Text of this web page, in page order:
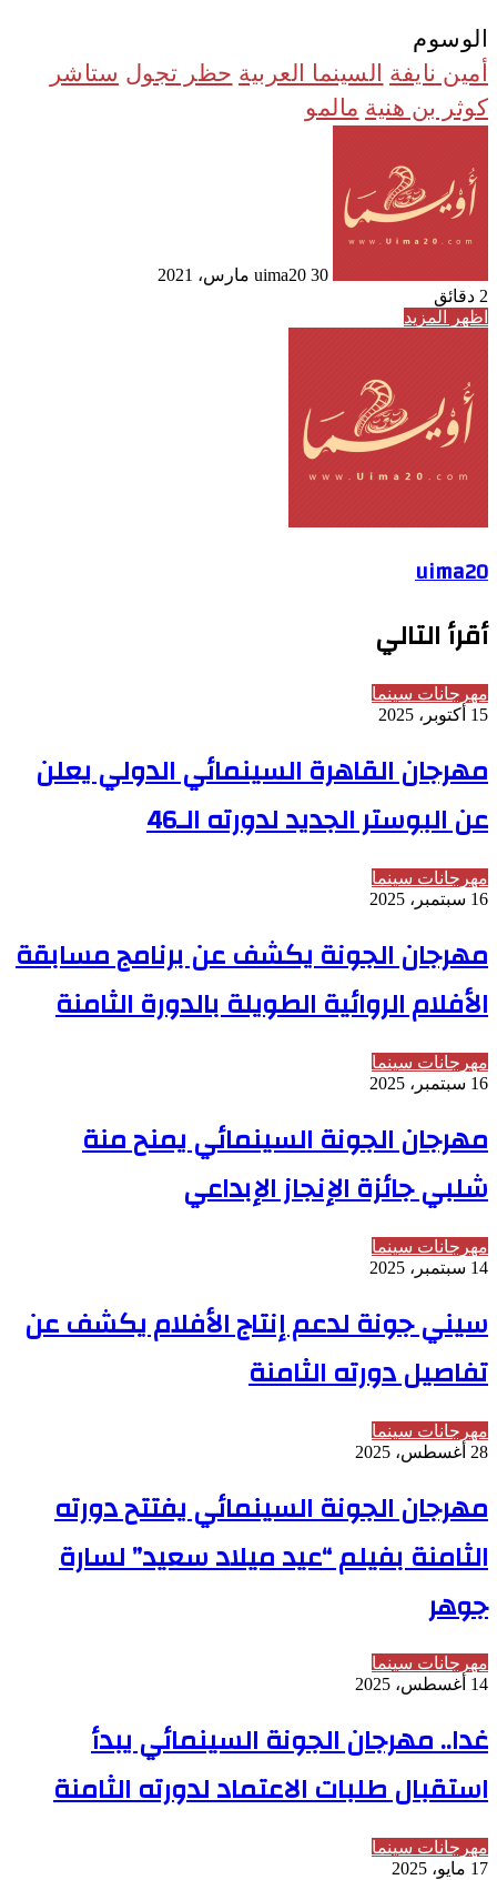
الوسوم
أمين نايفة السينما العربية حظر تجول ستاشر
كوثر بن هنية مالمو
uima20 30 مارس، 2021
2 دقائق
اظهر المزيد
uima20
أقرأ التالي
مهرجانات سينما
15 أكتوبر، 2025
مهرجان القاهرة السينمائي الدولي يعلن
عن البوستر الجديد لدورته الـ46
مهرجانات سينما
16 سبتمبر، 2025
مهرجان الجونة يكشف عن برنامج مسابقة
الأفلام الروائية الطويلة بالدورة الثامنة
مهرجانات سينما
16 سبتمبر، 2025
مهرجان الجونة السينمائي يمنح منة
شلبي جائزة الإنجاز الإبداعي
مهرجانات سينما
14 سبتمبر، 2025
سيني جونة لدعم إنتاج الأفلام يكشف عن
تفاصيل دورته الثامنة
مهرجانات سينما
28 أغسطس، 2025
مهرجان الجونة السينمائي يفتتح دورته
الثامنة بفيلم “عيد ميلاد سعيد” لسارة
جوهر
مهرجانات سينما
14 أغسطس، 2025
غدا.. مهرجان الجونة السينمائي يبدأ
استقبال طلبات الاعتماد لدورته الثامنة
مهرجانات سينما
17 مايو، 2025